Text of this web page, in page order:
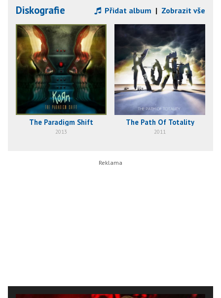
Diskografie Přidat album | Zobrazit vše
The Paradigm Shift
2013
The Path Of Totality
2011